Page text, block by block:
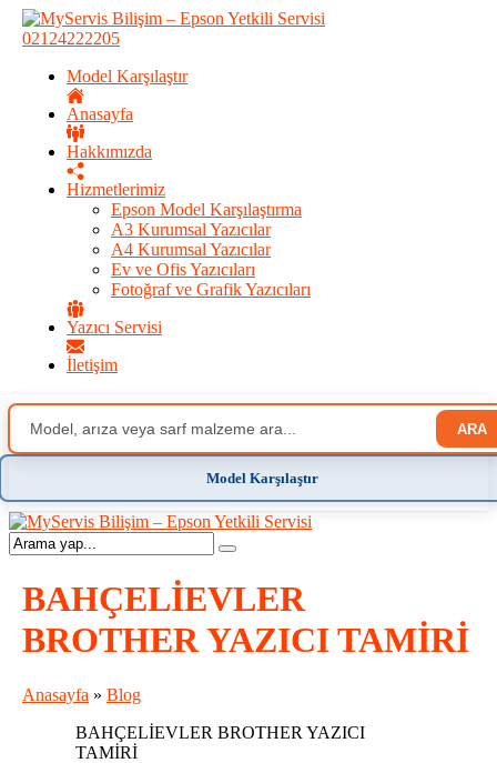
02124222205
Model Karşılaştır
Anasayfa
Hakkımızda
Hizmetlerimiz
Epson Model Karşılaştırma
A3 Kurumsal Yazıcılar
A4 Kurumsal Yazıcılar
Ev ve Ofis Yazıcıları
Fotoğraf ve Grafik Yazıcıları
Yazıcı Servisi
İletişim
ARA
Model Karşılaştır
BAHÇELİEVLER
BROTHER YAZICI TAMİRİ
Anasayfa » Blog
BAHÇELİEVLER BROTHER YAZICI
TAMİRİ